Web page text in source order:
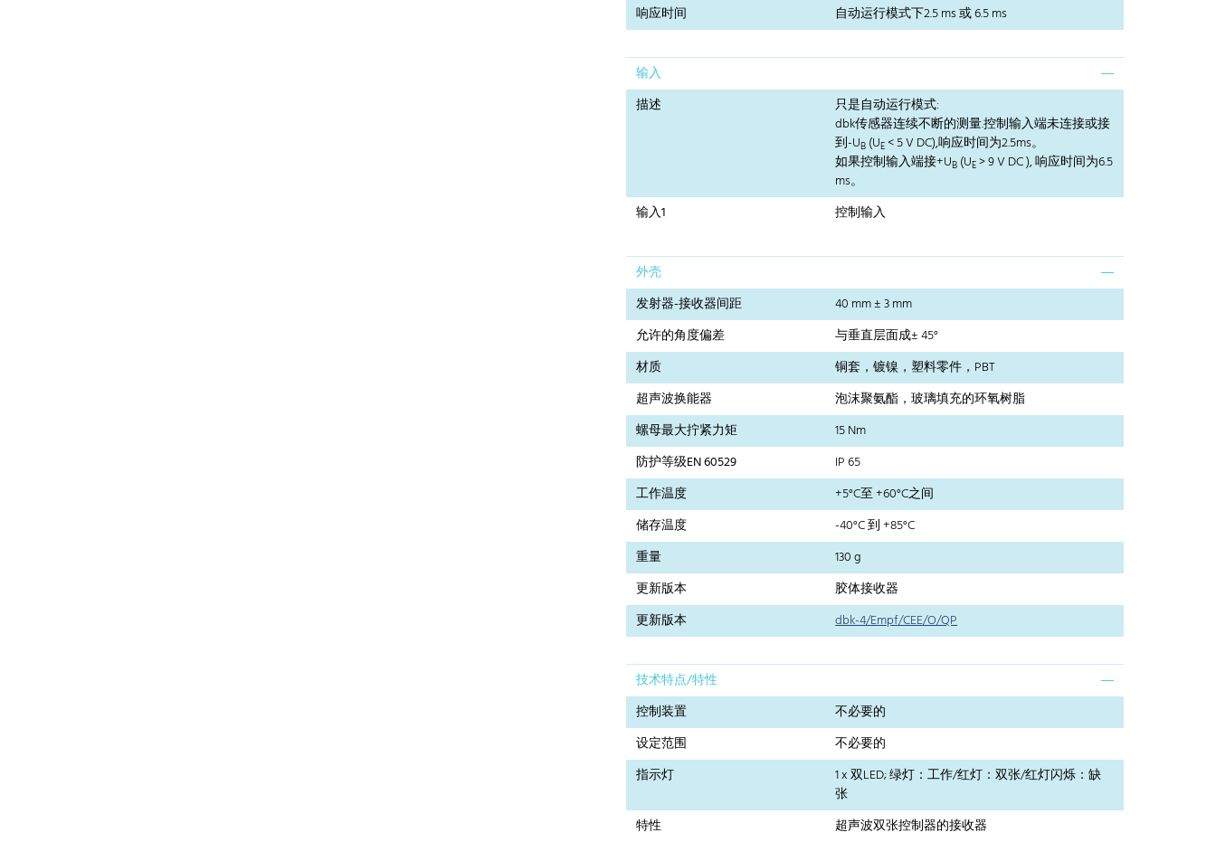
响应时间
自动运行模式下2.5 ms 或 6.5 ms
输入
描述
只是自动运行模式:
dbk传感器连续不断的测量.控制输入端未连接或接
到-UB (UE< 5 V DC),响应时间为2.5ms。
如果控制输入端接+UB (UE> 9 V DC ), 响应时间为6.5
ms。
输入1
控制输入
外壳
发射器-接收器间距
40 mm ± 3 mm
允许的角度偏差
与垂直层面成± 45°
材质
铜套，镀镍，塑料零件，PBT
超声波换能器
泡沫聚氨酯，玻璃填充的环氧树脂
螺母最大拧紧力矩
15 Nm
防护等级EN 60529
IP 65
工作温度
+5°C至 +60°C之间
储存温度
-40°C 到 +85°C
重量
130 g
更新版本
胶体接收器
更新版本
dbk-4/Empf/CEE/O/QP
技术特点/特性
控制装置
不必要的
设定范围
不必要的
指示灯
1 x 双LED; 绿灯：工作/红灯：双张/红灯闪烁：缺
张
特性
超声波双张控制器的接收器